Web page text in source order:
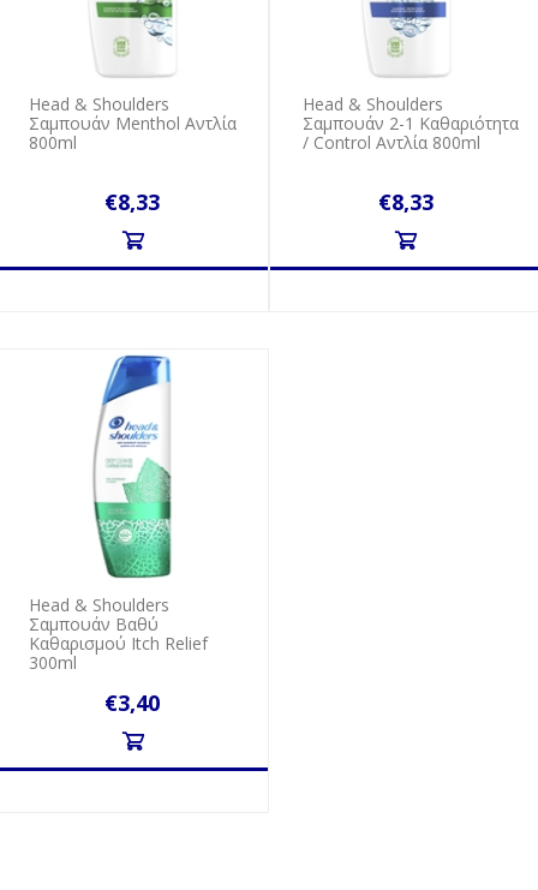
Head & Shoulders
Σαμπουάν Menthol Αντλία
800ml
€8,33
Head & Shoulders
Σαμπουάν 2-1 Kαθαριότητα
/ Control Αντλία 800ml
€8,33
Head & Shoulders
Σαμπουάν Βαθύ
Kαθαρισμού Itch Relief
300ml
€3,40